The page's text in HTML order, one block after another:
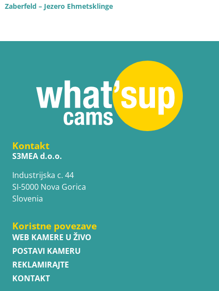
Zaberfeld – Jezero Ehmetsklinge
Kontakt
S3MEA d.o.o.
Industrijska c. 44
SI-5000 Nova Gorica
Slovenia
Koristne povezave
WEB KAMERE U ŽIVO
POSTAVI KAMERU
REKLAMIRAJTE
KONTAKT